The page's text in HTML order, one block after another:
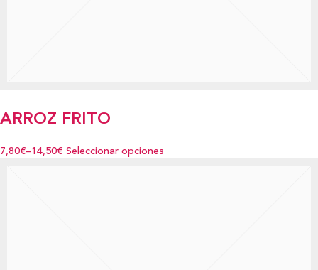
ARROZ FRITO
7,80€–14,50€ Seleccionar opciones